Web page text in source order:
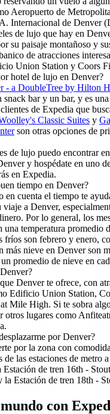
Aeropuerto de
Internacional de Denver
de lujo que hay en
su paisaje montañoso y
de atracciones
Union Station y Coors
hotel de lujo en Denver?
- a DoubleTree by Hilton
snack bar y un bar, y es
de Expedia que
Classic Suites y
son otras opciones de
de lujo puedo encontrar
y hospédate en uno
en Expedia.
tiempo en Denver?
en cuenta el tiempo te
viaje a Denver,
Por lo general, los
temperatura promedio
fríos son febrero y enero,
más nieve en Denver son
promedio de nieve en
Denver te ofrece, con
Edificio Union Station,
Mile High. Si te sobra
otros lugares como
por Denver?
por la zona con
las estaciones de metro
Estación de tren 16th -
Estación de tren 18th -
con